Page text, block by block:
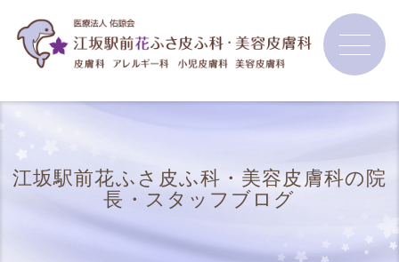
江坂駅前花ふさ皮ふ科・美容皮膚科の院
長・スタッフブログ